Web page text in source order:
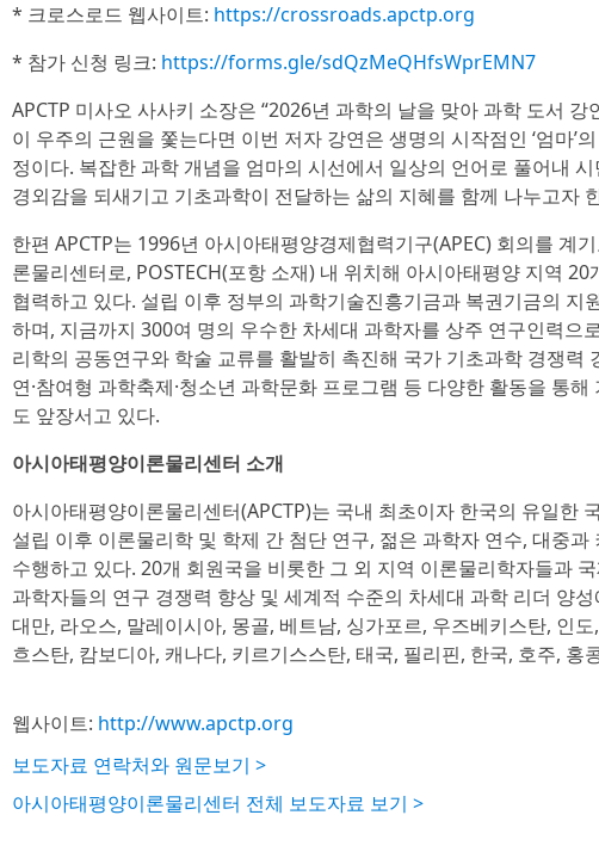
* 크로스로드 웹사이트: https://crossroads.apctp.org
* 참가 신청 링크: https://forms.gle/sdQzMeQHfsWprEMN7
APCTP 미사오 사사키 소장은 “2026년 과학의 날을 맞아 과학 도서 강
이 우주의 근원을 쫓는다면 이번 저자 강연은 생명의 시작점인 ‘엄마’
정이다. 복잡한 과학 개념을 엄마의 시선에서 일상의 언어로 풀어내
경외감을 되새기고 기초과학이 전달하는 삶의 지혜를 함께 나누고자
한편 APCTP는 1996년 아시아태평양경제협력기구(APEC) 회의를 계
론물리센터로, POSTECH(포항 소재) 내 위치해 아시아태평양 지역
협력하고 있다. 설립 이후 정부의 과학기술진흥기금과 복권기금의 지
하며, 지금까지 300여 명의 우수한 차세대 과학자를 상주 연구인력으
리학의 공동연구와 학술 교류를 활발히 촉진해 국가 기초과학 경쟁력
연·참여형 과학축제·청소년 과학문화 프로그램 등 다양한 활동을 통
도 앞장서고 있다.
아시아태평양이론물리센터 소개
아시아태평양이론물리센터(APCTP)는 국내 최초이자 한국의 유일한
설립 이후 이론물리학 및 학제 간 첨단 연구, 젊은 과학자 연수, 대중
수행하고 있다. 20개 회원국을 비롯한 그 외 지역 이론물리학자들과
과학자들의 연구 경쟁력 향상 및 세계적 수준의 차세대 과학 리더 양
대만, 라오스, 말레이시아, 몽골, 베트남, 싱가포르, 우즈베키스탄, 인
흐스탄, 캄보디아, 캐나다, 키르기스스탄, 태국, 필리핀, 한국, 호주, 홍
웹사이트: http://www.apctp.org
보도자료 연락처와 원문보기 >
아시아태평양이론물리센터 전체 보도자료 보기 >